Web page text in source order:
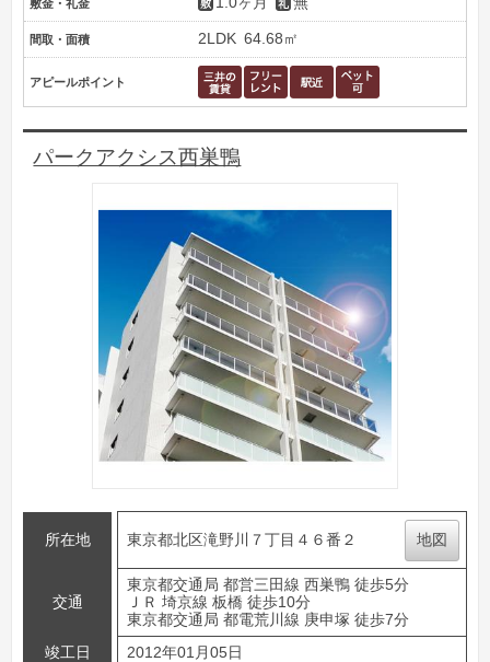
敷金・礼金
間取・面積 2LDK 64.68㎡
アピールポイント
パークアクシス西巣鴨
所在地 東京都北区滝野川７丁目４６番２ 地図
交通
東京都交通局 都営三田線 西巣鴨 徒歩5分
ＪＲ 埼京線 板橋 徒歩10分
東京都交通局 都電荒川線 庚申塚 徒歩7分
竣工日
2012年01月05日